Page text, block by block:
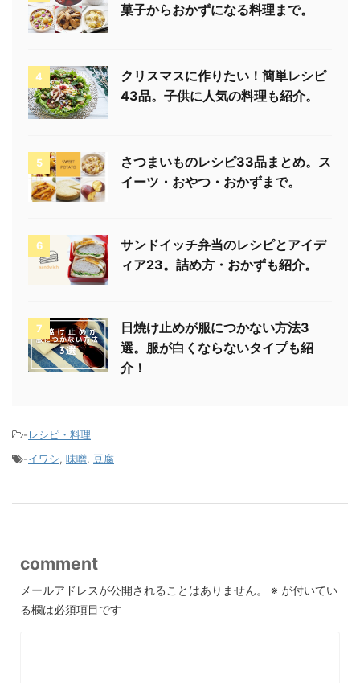
菓子からおかずになる料理まで。
4
クリスマスに作りたい！簡単レシピ
43品。子供に人気の料理も紹介。
5
さつまいものレシピ33品まとめ。ス
イーツ・おやつ・おかずまで。
6
サンドイッチ弁当のレシピとアイデ
ィア23。詰め方・おかずも紹介。
7
日焼け止めが服につかない方法3
選。服が白くならないタイプも紹
介！
-レシピ・料理
-イワシ, 味噌, 豆腐
comment
メールアドレスが公開されることはありません。 ※ が付いてい
る欄は必須項目です